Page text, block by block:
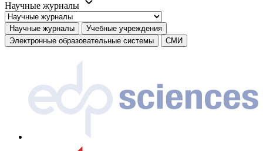
Научные журналы
Научные журналы
Учебные учреждения
Электронные образовательные системы
СМИ